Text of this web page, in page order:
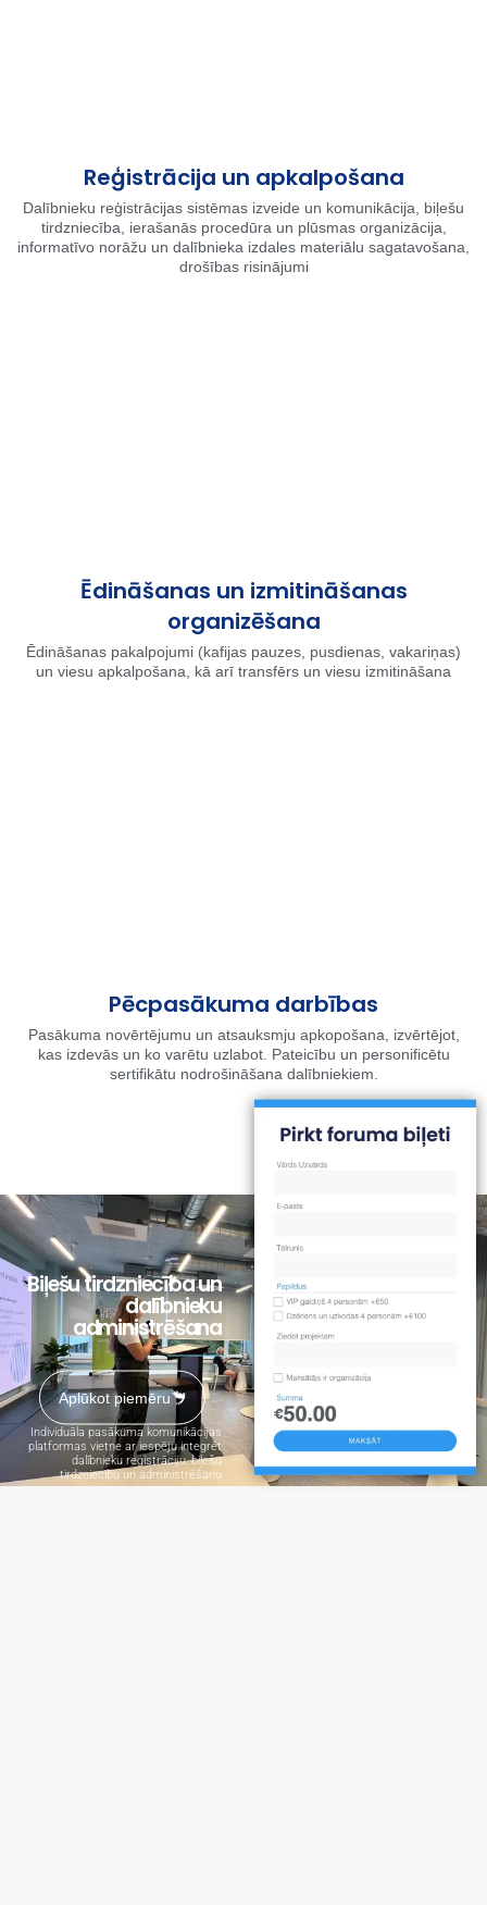
Reģistrācija un apkalpošana
Dalībnieku reģistrācijas sistēmas izveide un komunikācija, biļešu
tirdzniecība, ierašanās procedūra un plūsmas organizācija,
informatīvo norāžu un dalībnieka izdales materiālu sagatavošana,
drošības risinājumi
Ēdināšanas un izmitināšanas
organizēšana
Ēdināšanas pakalpojumi (kafijas pauzes, pusdienas, vakariņas)
un viesu apkalpošana, kā arī transfērs un viesu izmitināšana
Pēcpasākuma darbības
Pasākuma novērtējumu un atsauksmju apkopošana, izvērtējot,
kas izdevās un ko varētu uzlabot. Pateicību un personificētu
sertifikātu nodrošināšana dalībniekiem.
Biļešu tirdzniecība un
dalībnieku
administrēšana
Aplūkot piemēru
Individuāla pasākuma komunikācijas
platformas vietne ar iespēju integrēt
dalībnieku reģistrāciju, biļešu
tirdzniecību un administrēšanu